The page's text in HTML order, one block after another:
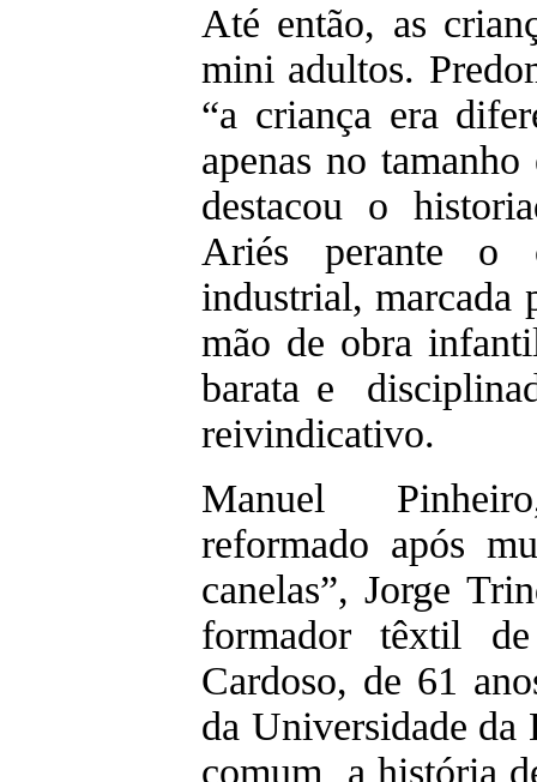
Até então, as
mini adultos.
“a criança era
apenas no
destacou o
Ariés perante o
industrial, marcada
mão de obra
barata e
reivindicativo.
Manuel
reformado após
canelas”, Jorge
formador têxtil
Cardoso, de 61
da Universidade
comum a história